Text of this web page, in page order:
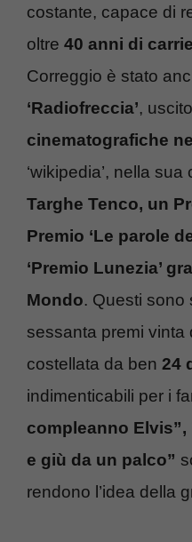
costante, capace di
oltre 40 anni di
Correggio è stato
‘Radiofreccia’,
cinematografiche
‘wikipedia’, nella sua
Targhe Tenco, un
Premio ‘Le parole
‘Premio Lunezia’
Mondo. Questi sono
sessanta premi vinta
costellata da ben 24
indimenticabili per i
compleanno Elvis”,
e giù da un palco”
rendono l’idea della